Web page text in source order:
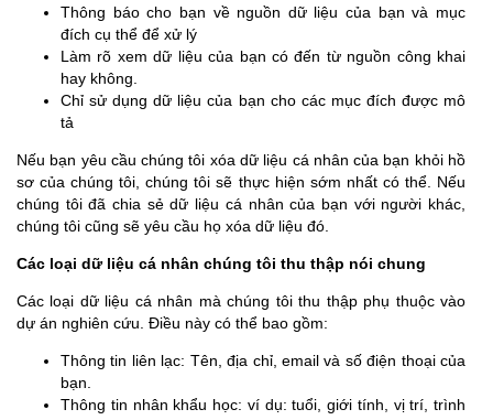
Thông báo cho bạn về nguồn dữ liệu của bạn và mục
đích cụ thể để xử lý
Làm rõ xem dữ liệu của bạn có đến từ nguồn công khai
hay không.
Chỉ sử dụng dữ liệu của bạn cho các mục đích được mô
tả
Nếu bạn yêu cầu chúng tôi xóa dữ liệu cá nhân của bạn khỏi hồ
sơ của chúng tôi, chúng tôi sẽ thực hiện sớm nhất có thể. Nếu
chúng tôi đã chia sẻ dữ liệu cá nhân của bạn với người khác,
chúng tôi cũng sẽ yêu cầu họ xóa dữ liệu đó.
Các loại dữ liệu cá nhân chúng tôi thu thập nói chung
Các loại dữ liệu cá nhân mà chúng tôi thu thập phụ thuộc vào
dự án nghiên cứu. Điều này có thể bao gồm:
Thông tin liên lạc: Tên, địa chỉ, email và số điện thoại của
bạn.
Thông tin nhân khẩu học: ví dụ: tuổi, giới tính, vị trí, trình